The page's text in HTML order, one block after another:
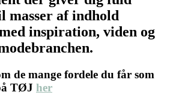
masser af indhold
inspiration, viden og
de mange fordele du får som
TØJ her